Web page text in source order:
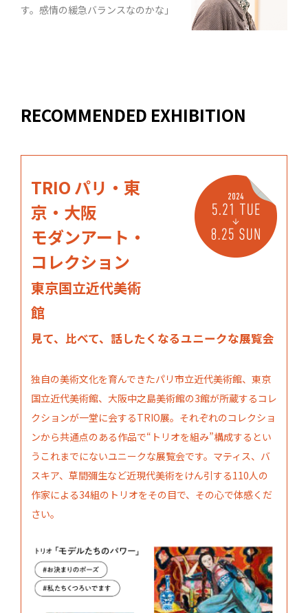
す。感情の緩急バランスなのかな」
RECOMMENDED EXHIBITION
TRIO パリ・東
京・大阪
モダンアート・
コレクション
東京国立近代美術
館
見て、比べて、話したくなるユニークな展覧会
独自の美術文化を育んできたパリ市立近代美術館、東京
国立近代美術館、大阪中之島美術館の3館が所蔵するコレ
クションが一堂に会するTRIO展。それぞれのコレクショ
ンから共通点のある作品で“トリオを組み”構成するとい
うこれまでにないユニークな展覧会です。マティス、バ
スキア、草間彌生など近現代美術をけん引する110人の
作家による34組のトリオをその目で、その心で体感くだ
さい。